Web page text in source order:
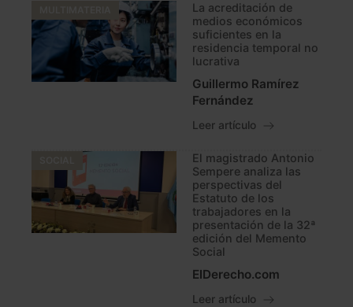
La acreditación de
medios económicos
suficientes en la
residencia temporal no
lucrativa
Guillermo Ramírez
Fernández
Leer artículo
El magistrado Antonio
Sempere analiza las
perspectivas del
Estatuto de los
trabajadores en la
presentación de la 32ª
edición del Memento
Social
ElDerecho.com
Leer artículo